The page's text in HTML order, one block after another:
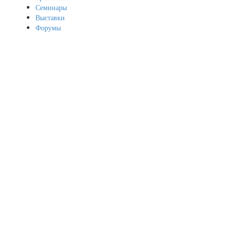
Семинары
Выставки
Форумы